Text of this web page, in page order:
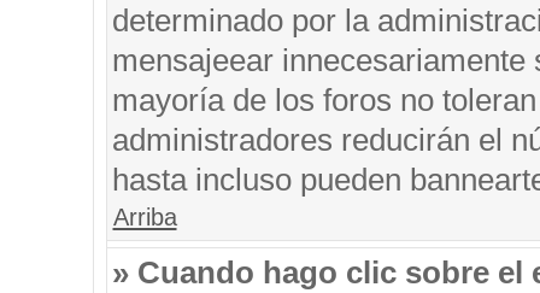
determinado por la
mensajeear
mayoría de los foros no
administradores reducirán el
hasta incluso pueden
Arriba
» Cuando hago clic sobre el